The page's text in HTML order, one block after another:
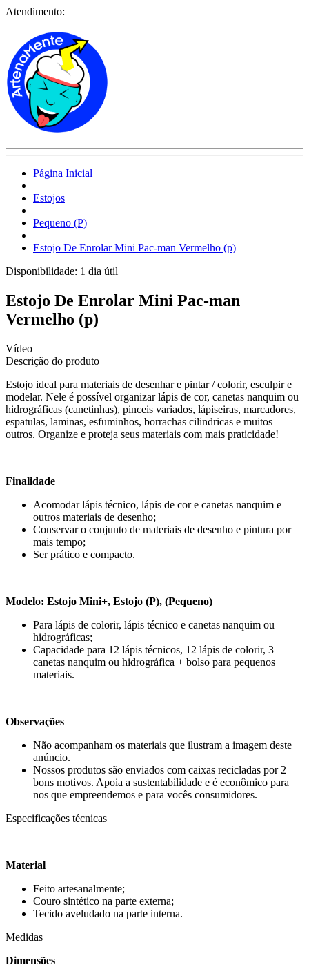
Atendimento:
Página Inicial
Estojos
Pequeno (P)
Estojo De Enrolar Mini Pac-man Vermelho (p)
Disponibilidade: 1 dia útil
Estojo De Enrolar Mini Pac-man
Vermelho (p)
Vídeo
Descrição do produto
Estojo ideal para materiais de desenhar e pintar / colorir, esculpir e
modelar. Nele é possível organizar lápis de cor, canetas nanquim ou
hidrográficas (canetinhas), pinceis variados, lápiseiras, marcadores,
espatulas, laminas, esfuminhos, borrachas cilindricas e muitos
outros. Organize e proteja seus materiais com mais praticidade!
Finalidade
Acomodar lápis técnico, lápis de cor e canetas nanquim e
outros materiais de desenho;
Conservar o conjunto de materiais de desenho e pintura por
mais tempo;
Ser prático e compacto.
Modelo: Estojo Mini+, Estojo (P), (Pequeno)
Para lápis de colorir, lápis técnico e canetas nanquim ou
hidrográficas;
Capacidade para 12 lápis técnicos, 12 lápis de colorir, 3
canetas nanquim ou hidrográfica + bolso para pequenos
materiais.
Observações
Não acompanham os materiais que ilustram a imagem deste
anúncio.
Nossos produtos são enviados com caixas recicladas por 2
bons motivos. Apoia a sustentabilidade e é econômico para
nos que empreendemos e para vocês consumidores.
Especificações técnicas
Material
Feito artesanalmente;
Couro sintético na parte externa;
Tecido aveludado na parte interna.
Medidas
Dimensões